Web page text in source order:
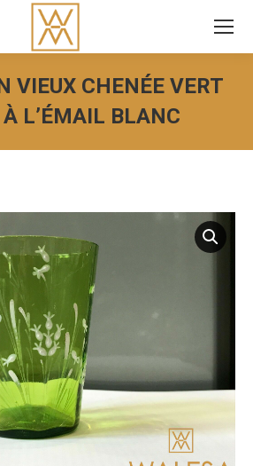
VIEUX CHENÉE VERT
À L’ÉMAIL BLANC
Vous êtes ici :